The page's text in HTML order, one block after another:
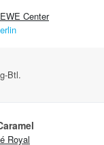
Center
Btl.
Royal